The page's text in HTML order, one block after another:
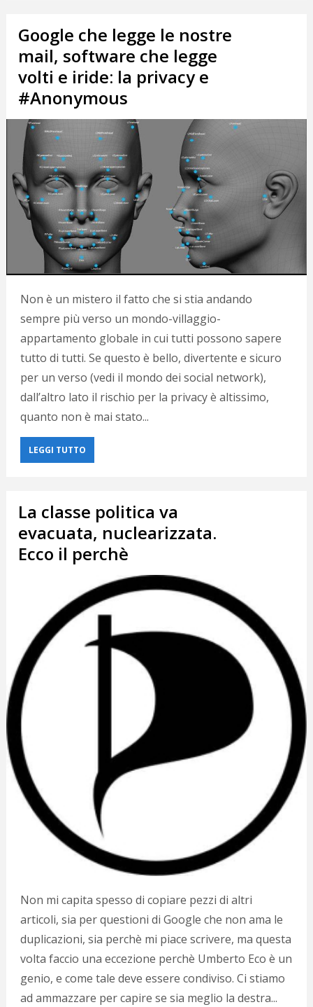
Google che legge le nostre
mail, software che legge
volti e iride: la privacy e
#Anonymous
Non è un mistero il fatto che si stia andando
sempre più verso un mondo-villaggio-
appartamento globale in cui tutti possono sapere
tutto di tutti. Se questo è bello, divertente e sicuro
per un verso (vedi il mondo dei social network),
dall’altro lato il rischio per la privacy è altissimo,
quanto non è mai stato...
LEGGI TUTTO
La classe politica va
evacuata, nuclearizzata.
Ecco il perchè
Non mi capita spesso di copiare pezzi di altri
articoli, sia per questioni di Google che non ama le
duplicazioni, sia perchè mi piace scrivere, ma questa
volta faccio una eccezione perchè Umberto Eco è un
genio, e come tale deve essere condiviso. Ci stiamo
ad ammazzare per capire se sia meglio la destra...